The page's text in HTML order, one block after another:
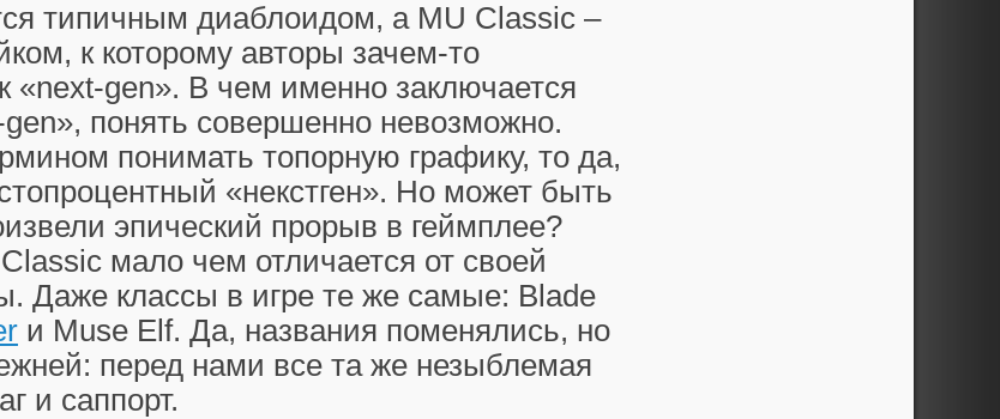
типичным диаблоидом, а MU Classic –
к которому авторы зачем-то
«next-gen». В чем именно заключается
понять совершенно невозможно.
понимать топорную графику, то да,
«некстген». Но может быть
эпический прорыв в геймплее?
мало чем отличается от своей
Даже классы в игре те же самые: Blade
и Muse Elf. Да, названия поменялись, но
перед нами все та же незыблемая
и саппорт.